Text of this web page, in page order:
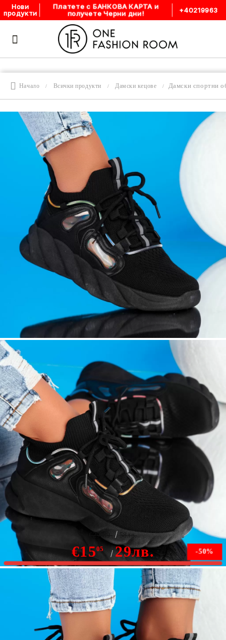
Нови
продукти
Платете с БАНКОВА КАРТА и
получете Черни дни! +40219963
Начало Всички продукти Дамски кецове Дамски спортни
Дамски спортни обувки Kylie Черен #9047
-50%
€1505 29лв.
58лв.
Няма наличност
Уведомете ме, когато е налично